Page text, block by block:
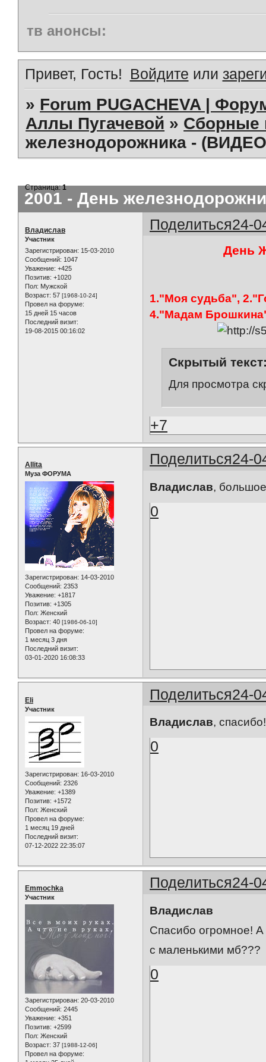
тв анонсы:
Привет, Гость! Войдите или
» Forum PUGACHEVA |
Аллы Пугачевой » Сборные
железнодорожника -
2001 - День
Страница:1
Поделиться24-
Владислав
Участник
Зарегистрирован: 15-03-2010
Сообщений: 1047
Уважение: +425
Позитив: +1020
Пол: Мужской
Возраст: 57 [1968-10-24]
Провел на форуме:
15 дней 15 часов
Последний визит:
19-08-2015 00:16:02
День
1."Моя судьба",
4."Мадам
Скрытый
Для просмотра
+7
Поделиться24-
Allita
Муза ФОРУМА
Зарегистрирован: 14-03-2010
Сообщений: 2353
Уважение: +1817
Позитив: +1305
Пол: Женский
Возраст: 40 [1986-06-10]
Провел на форуме:
1 месяц 3 дня
Последний визит:
03-01-2020 16:08:33
Владислав,
0
Поделиться24-
Eli
Участник
Зарегистрирован: 16-03-2010
Сообщений: 2326
Уважение: +1389
Позитив: +1572
Пол: Женский
Провел на форуме:
1 месяц 19 дней
Последний визит:
07-12-2022 22:35:07
Владислав, спасибо!
0
Поделиться24-
Emmochka
Участник
Зарегистрирован: 20-03-2010
Сообщений: 2445
Уважение: +351
Позитив: +2599
Пол: Женский
Возраст: 37 [1988-12-06]
Провел на форуме:
Владислав
Спасибо огромное! А
с маленькими мб???
0